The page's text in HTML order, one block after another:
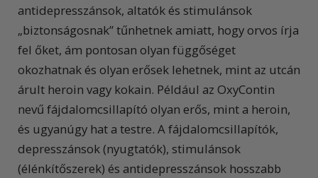
antidepresszánsok, altatók és stimulánsok
„biztonságosnak” tűnhetnek amiatt, hogy orvos írja
fel őket, ám pontosan olyan függőséget
okozhatnak és olyan erősek lehetnek, mint az utcán
árult heroin vagy kokain. Például az OxyContin
nevű fájdalomcsillapító olyan erős, mint a heroin,
és ugyanúgy hat a testre. A fájdalomcsillapítók,
depresszánsok (nyugtatók), stimulánsok
(élénkítőszerek) és antidepresszánsok hosszabb